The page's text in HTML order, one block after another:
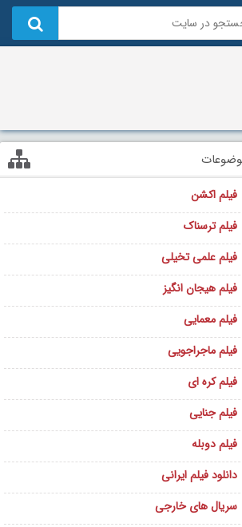
فیلم اکشن
فیلم ترسناک
فیلم علمی تخیلی
فیلم هیجان انگیز
فیلم معمایی
فیلم ماجراجویی
فیلم کره ای
فیلم جنایی
فیلم دوبله
دانلود فیلم ایرانی
سریال های خارجی